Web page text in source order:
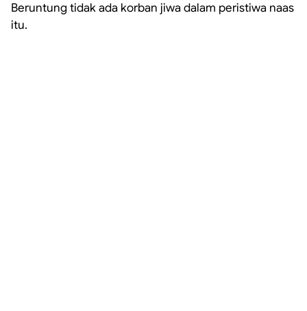
Beruntung tidak ada korban jiwa dalam peristiwa naas
itu.